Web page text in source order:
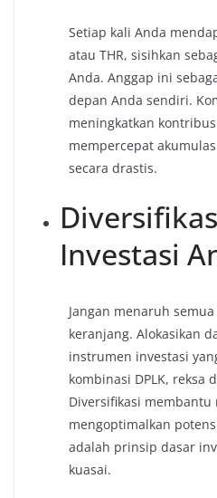
Setiap kali Anda
atau THR, sisihkan
Anda. Anggap ini
depan Anda sendiri.
meningkatkan
mempercepat
secara drastis.
Investasi
Jangan menaruh
keranjang. Alokasikan
instrumen investasi
kombinasi DPLK, reksa
Diversifikasi
mengoptimalkan
adalah prinsip dasar
kuasai.